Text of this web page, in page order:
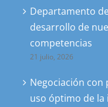
Departamento
desarrollo de
competencias
21 julio, 2026
Negociación con
uso óptimo de la